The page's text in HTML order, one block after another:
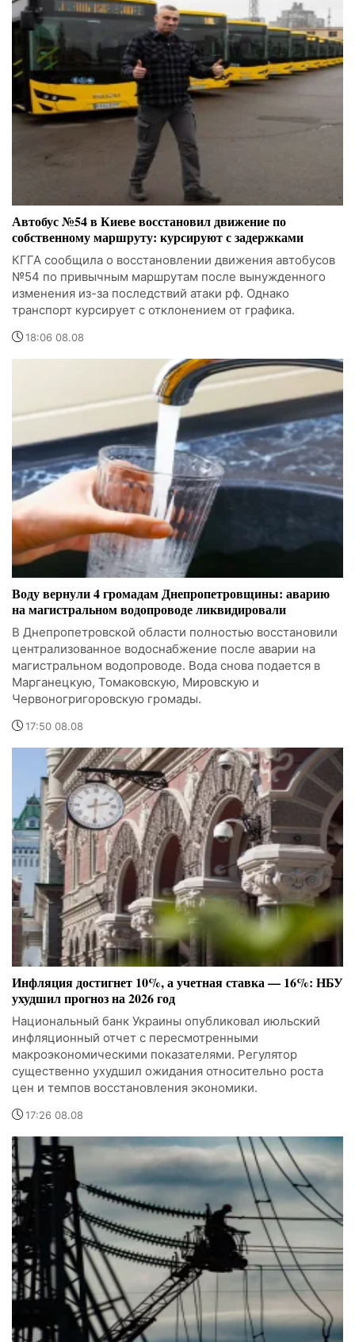
Автобус №54 в Киеве восстановил движение по
собственному маршруту: курсируют с задержками
КГГА сообщила о восстановлении движения автобусов
№54 по привычным маршрутам после вынужденного
изменения из-за последствий атаки рф. Однако
транспорт курсирует с отклонением от графика.
18:06 08.08
Воду вернули 4 громадам Днепропетровщины: аварию
на магистральном водопроводе ликвидировали
В Днепропетровской области полностью восстановили
централизованное водоснабжение после аварии на
магистральном водопроводе. Вода снова подается в
Марганецкую, Томаковскую, Мировскую и
Червоногригоровскую громады.
17:50 08.08
Инфляция достигнет 10%, а учетная ставка — 16%: НБУ
ухудшил прогноз на 2026 год
Национальный банк Украины опубликовал июльский
инфляционный отчет с пересмотренными
макроэкономическими показателями. Регулятор
существенно ухудшил ожидания относительно роста
цен и темпов восстановления экономики.
17:26 08.08